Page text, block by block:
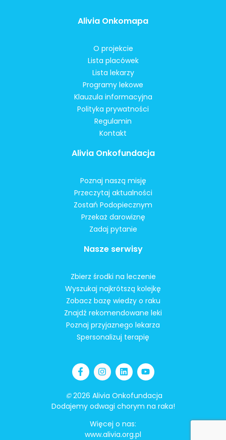
Alivia Onkomapa
O projekcie
Lista placówek
Lista lekarzy
Programy lekowe
Klauzula informacyjna
Polityka prywatności
Regulamin
Kontakt
Alivia Onkofundacja
Poznaj naszą misję
Przeczytaj aktualności
Zostań Podopiecznym
Przekaż darowiznę
Zadaj pytanie
Nasze serwisy
Zbierz środki na leczenie
Wyszukaj najkrótszą kolejkę
Zobacz bazę wiedzy o raku
Znajdź rekomendowane leki
Poznaj przyjaznego lekarza
Spersonalizuj terapię
©2026 Alivia Onkofundacja
Dodajemy odwagi chorym na raka!
Więcej o nas:
www.alivia.org.pl